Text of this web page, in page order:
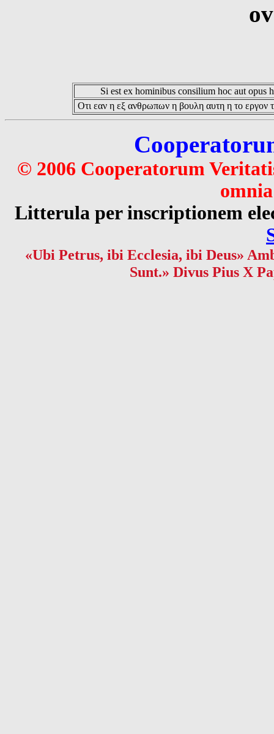
Si est ex hominibus consilium hoc aut opus
Οτι εαν η εξ ανθρωπων η βουλη αυτη η το εργον
© 2006 Cooperatorum
Litterula per inscriptionem
«Ubi Petrus, ibi Ecclesia, ibi Deus»
Sunt.» Divus Pius X